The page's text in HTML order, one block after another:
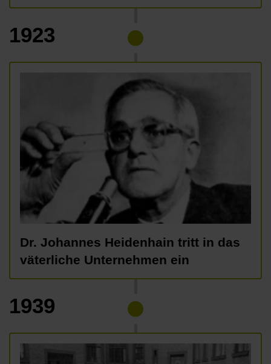
1923
Dr. Johannes Heidenhain tritt in das
väterliche Unternehmen ein
1939